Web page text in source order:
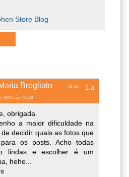
Store Blog
Brogliato 24 de
2015 às 16:49
obrigada.
a maior dificuldade na
de decidir quais as fotos que
os posts. Acho todas
lindas e escolher é um
hehe...